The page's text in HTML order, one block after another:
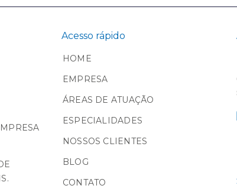
Acesso rápido
HOME
EMPRESA
ÁREAS DE ATUAÇÃO
ESPECIALIDADES
NOSSOS CLIENTES
BLOG
CONTATO